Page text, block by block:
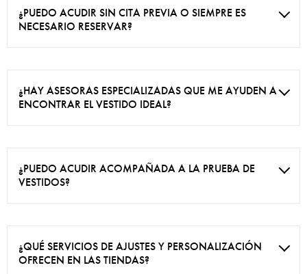
¿PUEDO ACUDIR SIN CITA PREVIA O SIEMPRE ES
NECESARIO RESERVAR?
¿HAY ASESORAS ESPECIALIZADAS QUE ME AYUDEN A
ENCONTRAR EL VESTIDO IDEAL?
¿PUEDO ACUDIR ACOMPAÑADA A LA PRUEBA DE
VESTIDOS?
¿QUÉ SERVICIOS DE AJUSTES Y PERSONALIZACIÓN
OFRECEN EN LAS TIENDAS?